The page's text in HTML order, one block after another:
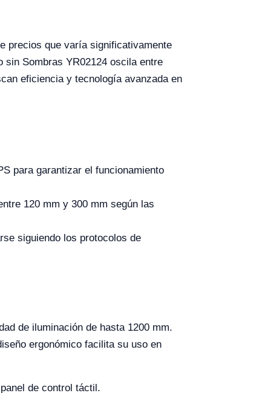
precios que varía significativamente
sin Sombras YR02124 oscila entre
eficiencia y tecnología avanzada en
para garantizar el funcionamiento
120 mm y 300 mm según las
siguiendo los protocolos de
de iluminación de hasta 1200 mm.
ergonómico facilita su uso en
de control táctil.